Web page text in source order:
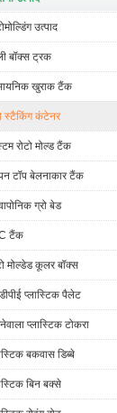
उत्पाद
बॉक्स ट्रक
खुराक टैंक
स्टैकिंग कंटेनर
रोटो मोल्ड टैंक
टॉप बेलनाकार टैंक
ग्रो बेड
टैंक
मोल्डेड कूलर बॉक्स
प्लास्टिक पैलेट
प्लास्टिक टोकरा
बकवास डिब्बे
बिन बक्से